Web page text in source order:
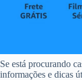
Se está procurando
informações e dicas